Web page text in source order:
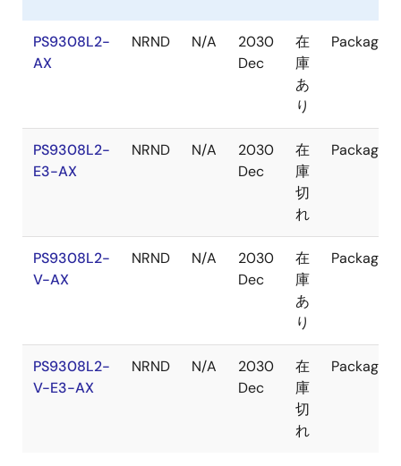
PS9308L2-
AX
NRND N/A
2030
Dec
在
庫
あ
り
Package
PS9308L2-
E3-AX
NRND N/A
2030
Dec
在
庫
切
れ
Package
PS9308L2-
V-AX
NRND N/A
2030
Dec
在
庫
あ
り
Package
PS9308L2-
V-E3-AX
NRND N/A
2030
Dec
在
庫
切
れ
Package